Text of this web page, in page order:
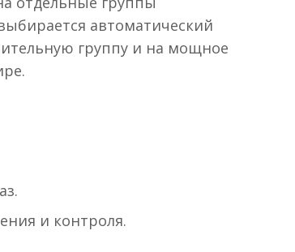
автоматический
группу и на мощное
и контроля.